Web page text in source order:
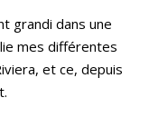
grandi dans une
mes différentes
et ce, depuis